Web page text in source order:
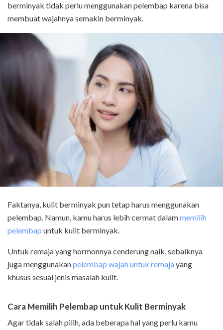
berminyak tidak perlu menggunakan pelembap karena bisa
membuat wajahnya semakin berminyak.
Faktanya, kulit berminyak pun tetap harus menggunakan
pelembap. Namun, kamu harus lebih cermat dalammemilih
pelembap untuk kulit berminyak.
Untuk remaja yang hormonnya cenderung naik, sebaiknya
juga menggunakanpelembap wajah untuk remajayang
khusus sesuai jenis masalah kulit.
Cara Memilih Pelembap untuk Kulit Berminyak
Agar tidak salah pilih, ada beberapa hal yang perlu kamu